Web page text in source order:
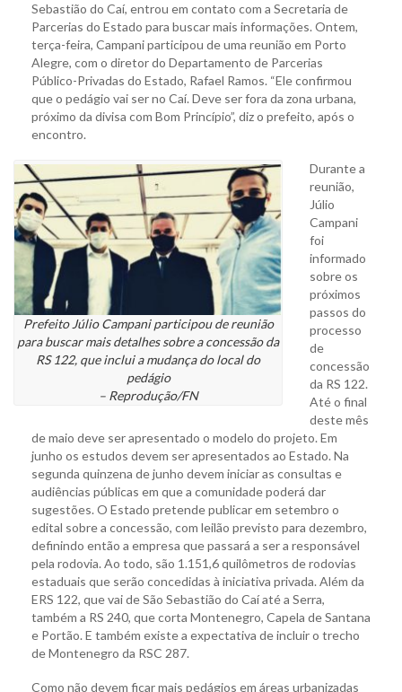
Sebastião do Caí, entrou em contato com a Secretaria de
Parcerias do Estado para buscar mais informações. Ontem,
terça-feira, Campani participou de uma reunião em Porto
Alegre, com o diretor do Departamento de Parcerias
Público-Privadas do Estado, Rafael Ramos. “Ele confirmou
que o pedágio vai ser no Caí. Deve ser fora da zona urbana,
próximo da divisa com Bom Princípio”, diz o prefeito, após o
encontro.
Prefeito Júlio Campani participou de reunião
para buscar mais detalhes sobre a concessão da
RS 122, que inclui a mudança do local do
pedágio
– Reprodução/FN
Durante a
reunião,
Júlio
Campani
foi
informado
sobre os
próximos
passos do
processo
de
concessão
da RS 122.
Até o final
deste mês
de maio deve ser apresentado o modelo do projeto. Em
junho os estudos devem ser apresentados ao Estado. Na
segunda quinzena de junho devem iniciar as consultas e
audiências públicas em que a comunidade poderá dar
sugestões. O Estado pretende publicar em setembro o
edital sobre a concessão, com leilão previsto para dezembro,
definindo então a empresa que passará a ser a responsável
pela rodovia. Ao todo, são 1.151,6 quilômetros de rodovias
estaduais que serão concedidas à iniciativa privada. Além da
ERS 122, que vai de São Sebastião do Caí até a Serra,
também a RS 240, que corta Montenegro, Capela de Santana
e Portão. E também existe a expectativa de incluir o trecho
de Montenegro da RSC 287.
Como não devem ficar mais pedágios em áreas urbanizadas